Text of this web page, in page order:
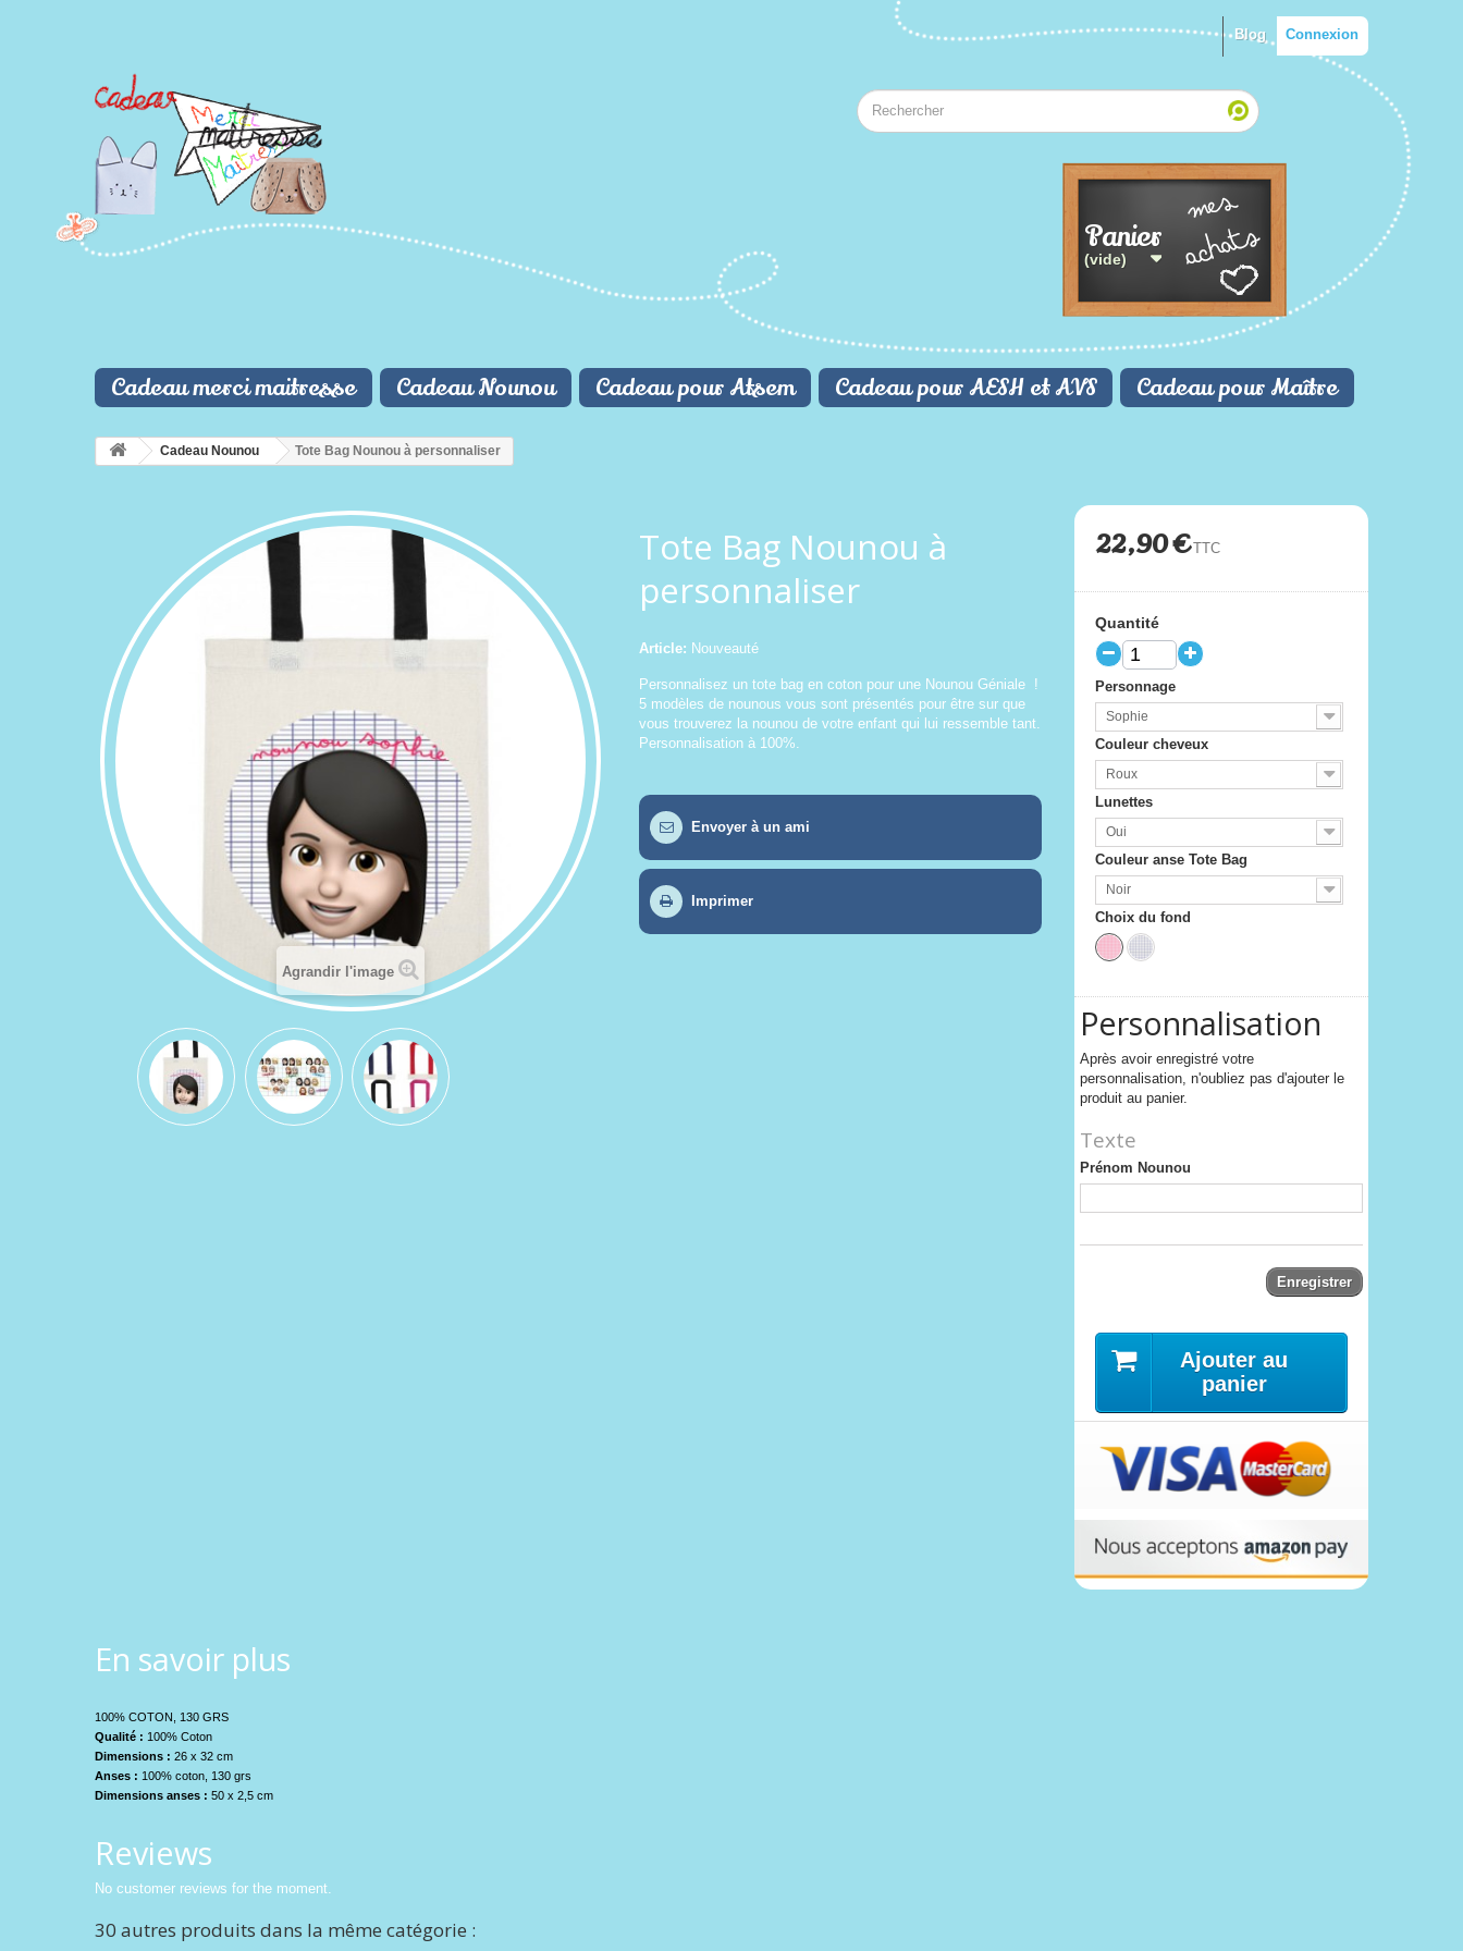
Connexion
Blog
Panier
(vide)
Cadeau merci maitresse Cadeau Nounou Cadeau pour Atsem Cadeau pour AESH et AVS Cadeau pour Maître
Cadeau Nounou Tote Bag Nounou à personnaliser
Agrandir l'image
Tote Bag Nounou à
personnaliser
Article: Nouveauté
Personnalisez un tote bag en coton pour une Nounou Géniale !
5 modèles de nounous vous sont présentés pour être sur que
vous trouverez la nounou de votre enfant qui lui ressemble tant.
Personnalisation à 100%.
Envoyer à un ami
Imprimer
22,90 €TTC
Quantité
Personnage
Sophie
Couleur cheveux
Roux
Lunettes
Oui
Couleur anse Tote Bag
Noir
Choix du fond
Personnalisation
Après avoir enregistré votre
personnalisation, n'oubliez pas d'ajouter le
produit au panier.
Texte
Prénom Nounou
Enregistrer
Ajouter au
panier
En savoir plus
100% COTON, 130 GRS
Qualité : 100% Coton
Dimensions : 26 x 32 cm
Anses : 100% coton, 130 grs
Dimensions anses : 50 x 2,5 cm
Reviews
No customer reviews for the moment.
30 autres produits dans la même catégorie :